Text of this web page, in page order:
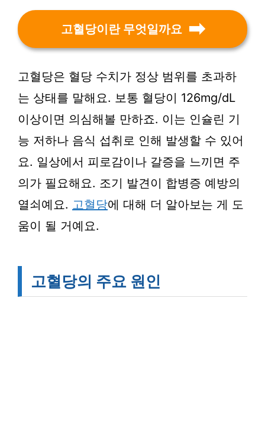
고혈당이란 무엇일까요
고혈당은 혈당 수치가 정상 범위를 초과하
는 상태를 말해요. 보통 혈당이 126mg/dL
이상이면 의심해볼 만하죠. 이는 인슐린 기
능 저하나 음식 섭취로 인해 발생할 수 있어
요. 일상에서 피로감이나 갈증을 느끼면 주
의가 필요해요. 조기 발견이 합병증 예방의
열쇠예요. 고혈당에 대해 더 알아보는 게 도
움이 될 거예요.
고혈당의 주요 원인